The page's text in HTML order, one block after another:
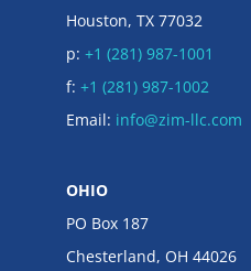
Houston, TX 77032
p: +1 (281) 987-1001
f: +1 (281) 987-1002
Email: info@zim-llc.com
OHIO
PO Box 187
Chesterland, OH 44026